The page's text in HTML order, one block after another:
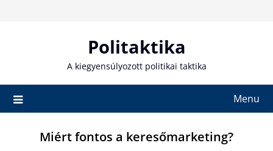
Politaktika
A kiegyensúlyozott politikai taktika
Menu
Miért fontos a keresőmarketing?